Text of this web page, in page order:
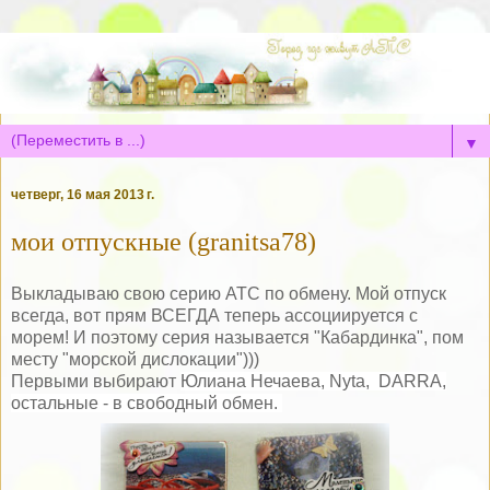
▼
четверг, 16 мая 2013 г.
мои отпускные (granitsa78)
Выкладываю свою серию АТС по обмену. Мой отпуск
всегда, вот прям ВСЕГДА теперь ассоциируется с
морем! И поэтому серия называется "Кабардинка", пом
месту "морской дислокации")))
Первыми выбирают Юлиана Нечаева, Nyta,
DARRA,
остальные - в свободный обмен.